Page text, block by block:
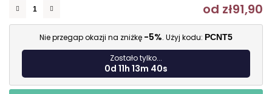
od zł91,90
Nie przegap okazji na zniżkę -5%. Użyj kodu: PCNT5
Zostało tylko...
0d 11h 13m 38s